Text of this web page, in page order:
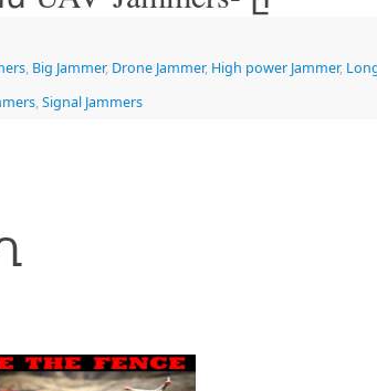
, Big Jammer, Drone Jammer, High power Jammer,
, Signal Jammers